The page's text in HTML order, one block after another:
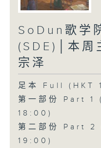
SoDun歌学
(SDE)│本周
宗泽
足本 Full (HKT
第一部份 Part 1
18:00)
第二部份 Part
19:00)